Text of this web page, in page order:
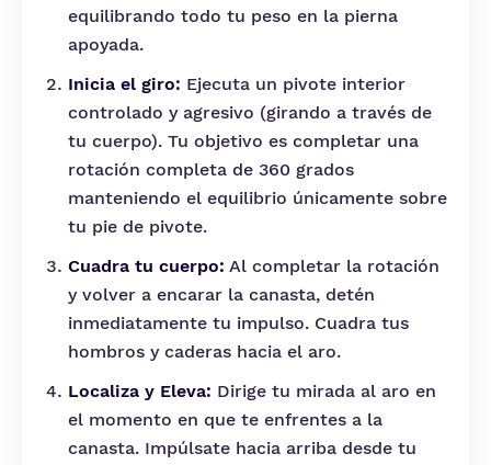
equilibrando todo tu peso en la pierna
apoyada.
Inicia el giro: Ejecuta un pivote interior
controlado y agresivo (girando a través de
tu cuerpo). Tu objetivo es completar una
rotación completa de 360 grados
manteniendo el equilibrio únicamente sobre
tu pie de pivote.
Cuadra tu cuerpo: Al completar la rotación
y volver a encarar la canasta, detén
inmediatamente tu impulso. Cuadra tus
hombros y caderas hacia el aro.
Localiza y Eleva: Dirige tu mirada al aro en
el momento en que te enfrentes a la
canasta. Impúlsate hacia arriba desde tu